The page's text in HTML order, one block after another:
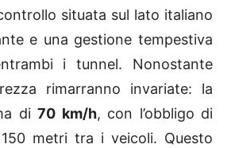
situata sul lato italiano
e una gestione tempestiva
i tunnel. Nonostante
rimarranno invariate: la
di70 km/h, con l’obbligo di
metri tra i veicoli. Questo